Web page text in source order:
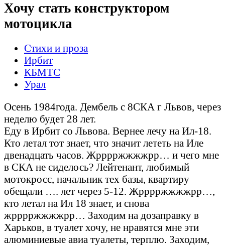
Хочу стать конструктором
мотоцикла
Стихи и проза
Ирбит
КБМТС
Урал
Осень 1984года. Дембель с 8СКА г Львов, через
неделю будет 28 лет.
Еду в Ирбит со Львова. Вернее лечу на Ил-18.
Кто летал тот знает, что значит лететь на Иле
двенадцать часов. Жрррржжжжрр… и чего мне
в СКА не сиделось? Лейтенант, любимый
мотокросс, начальник тех базы, квартиру
обещали …. лет через 5-12. Жрррржжжжрр…,
кто летал на Ил 18 знает, и снова
жрррржжжжрр… Заходим на дозаправку в
Харьков, в туалет хочу, не нравятся мне эти
алюминиевые авиа туалеты, терплю. Заходим,